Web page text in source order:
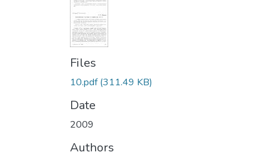
Files
10.pdf(311.49 KB)
Date
2009
Authors